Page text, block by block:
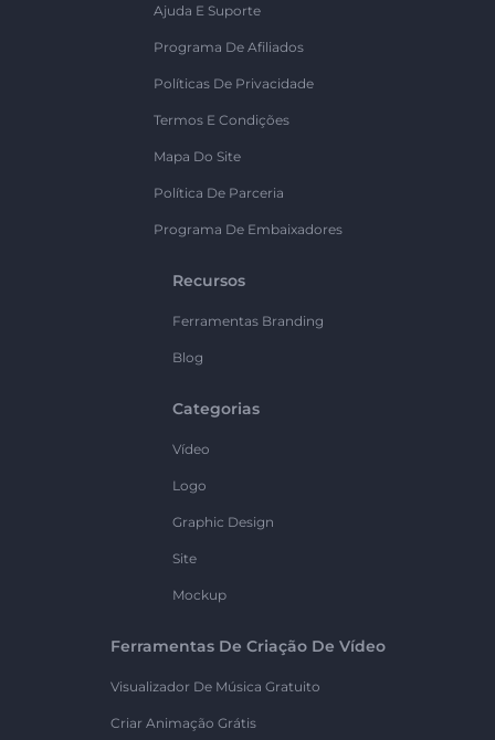
Ajuda E Suporte
Programa De Afiliados
Políticas De Privacidade
Termos E Condições
Mapa Do Site
Política De Parceria
Programa De Embaixadores
Recursos
Ferramentas Branding
Blog
Categorias
Vídeo
Logo
Graphic Design
Site
Mockup
Ferramentas De Criação De Vídeo
Visualizador De Música Gratuito
Criar Animação Grátis